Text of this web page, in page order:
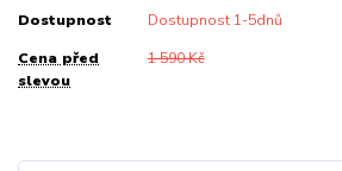
Dostupnost Dostupnost 1-5dnů
Cena před
slevou
1 590 Kč